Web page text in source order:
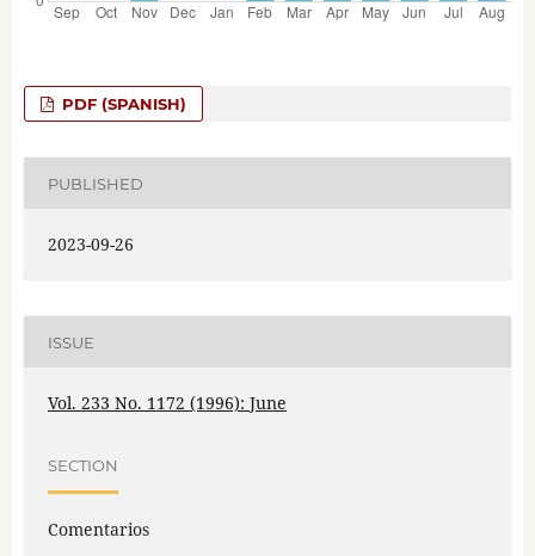
PDF (SPANISH)
PUBLISHED
2023-09-26
ISSUE
Vol. 233 No. 1172 (1996): June
SECTION
Comentarios